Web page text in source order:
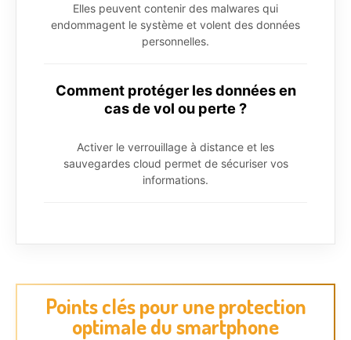
Elles peuvent contenir des malwares qui
endommagent le système et volent des données
personnelles.
Comment protéger les données en
cas de vol ou perte ?
Activer le verrouillage à distance et les
sauvegardes cloud permet de sécuriser vos
informations.
Points clés pour une protection
optimale du smartphone